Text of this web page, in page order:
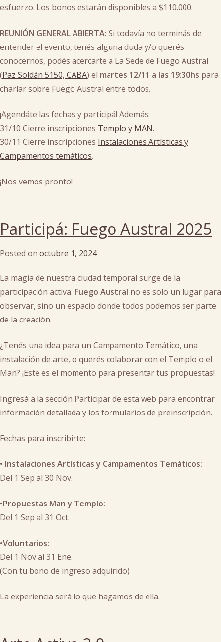
esfuerzo. Los bonos estarán disponibles a $110.000.
REUNIÓN GENERAL ABIERTA: Si todavía no terminás de
entender el evento, tenés alguna duda y/o querés
conocernos, podés acercarte a La Sede de Fuego Austral
(Paz Soldán 5150, CABA) el martes 12/11 a las 19:30hs para
charlar sobre Fuego Austral entre todos.
¡Agendáte las fechas y participá! Además:
31/10 Cierre inscripciones Templo y MAN.
30/11 Cierre inscripciones Instalaciones Artísticas y
Campamentos temáticos.
¡Nos vemos pronto!
bonos
Participá: Fuego Austral 2025
Posted on octubre 1, 2024by
La magia de nuestra ciudad temporal surge de la
participación activa. Fuego Austral no es solo un lugar para
observar, sino un espacio donde todos podemos ser parte
de la creación.
¿Tenés una idea para un Campamento Temático, una
instalación de arte, o querés colaborar con el Templo o el
Man? ¡Este es el momento para presentar tus propuestas!
Ingresá a la sección Participar de esta web para encontrar
información detallada y los formularios de preinscripción.
Fechas para inscribirte:
•⁠ ⁠Instalaciones Artísticas y Campamentos Temáticos:
Del 1 Sep al 30 Nov.
•Propuestas Man y Templo:
Del 1 Sep al 31 Oct.
•Voluntarios:
Del 1 Nov al 31 Ene.
(Con tu bono de ingreso adquirido)
La experiencia será lo que hagamos de ella.